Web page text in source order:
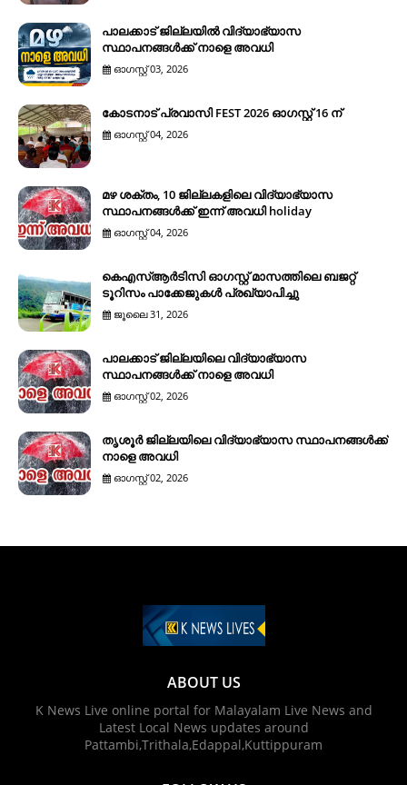
പാലക്കാട് ജില്ലയിൽ വിദ്യാഭ്യാസ
സ്ഥാപനങ്ങൾക്ക് നാളെ അവധി
ഓഗസ്റ്റ് 03, 2026
കോടനാട് പ്രവാസി FEST 2026 ഓഗസ്റ്റ് 16 ന്
ഓഗസ്റ്റ് 04, 2026
മഴ ശക്തം, 10 ജില്ലകളിലെ വിദ്യാഭ്യാസ
സ്ഥാപനങ്ങൾക്ക് ഇന്ന് അവധി holiday
ഓഗസ്റ്റ് 04, 2026
കെഎസ്ആര്‍ടിസി ഓഗസ്റ്റ് മാസത്തിലെ ബജറ്റ്
ടൂറിസം പാക്കേജുകള്‍ പ്രഖ്യാപിച്ചു
ജൂലൈ 31, 2026
പാലക്കാട് ജില്ലയിലെ വിദ്യാഭ്യാസ
സ്ഥാപനങ്ങൾക്ക് നാളെ അവധി
ഓഗസ്റ്റ് 02, 2026
തൃശൂർ ജില്ലയിലെ വിദ്യാഭ്യാസ സ്ഥാപനങ്ങൾക്ക്
നാളെ അവധി
ഓഗസ്റ്റ് 02, 2026
ABOUT US
K News Live online portal for Malayalam Live News and
Latest Local News updates around
Pattambi,Trithala,Edappal,Kuttippuram